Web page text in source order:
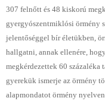
307 felnőtt és 48 kiskorú
gyergyószentmiklósi örmény
jelentőséggel bír életükben,
hallgatni, annak ellenére,
megkérdezettek 60
gyerekük ismerje az örmény
alapmondatot örmény